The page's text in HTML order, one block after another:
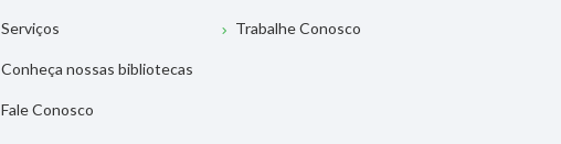
Serviços
Conheça nossas bibliotecas
Fale Conosco
Trabalhe Conosco